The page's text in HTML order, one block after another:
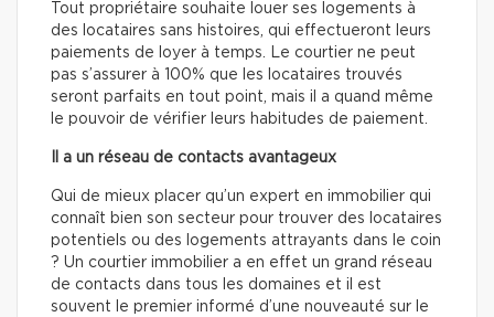
Tout propriétaire souhaite louer ses logements à
des locataires sans histoires, qui effectueront leurs
paiements de loyer à temps. Le courtier ne peut
pas s’assurer à 100% que les locataires trouvés
seront parfaits en tout point, mais il a quand même
le pouvoir de vérifier leurs habitudes de paiement.
Il a un réseau de contacts avantageux
Qui de mieux placer qu’un expert en immobilier qui
connaît bien son secteur pour trouver des locataires
potentiels ou des logements attrayants dans le coin
? Un courtier immobilier a en effet un grand réseau
de contacts dans tous les domaines et il est
souvent le premier informé d’une nouveauté sur le